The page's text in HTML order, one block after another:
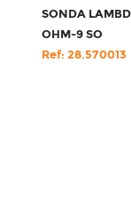
SONDA
OHM-9 SO
Ref: 28.570013